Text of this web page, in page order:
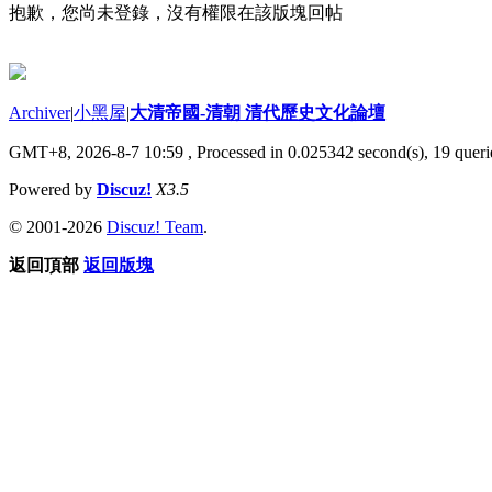
抱歉，您尚未登錄，沒有權限在該版塊回帖
Archiver|小黑屋|大清帝國-清朝 清代歷史文化論壇
GMT+8, 2026-8-7 10:59 , Processed in 0.025342 second(s), 19
Powered by Discuz! X3.5
© 2001-2026 Discuz! Team.
返回頂部 返回版塊